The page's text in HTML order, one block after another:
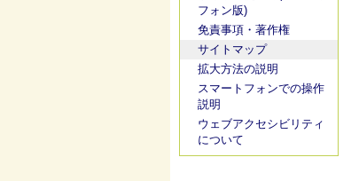
フォン版)
免責事項・著作権
サイトマップ
拡大方法の説明
スマートフォンでの操作
説明
ウェブアクセシビリティ
について